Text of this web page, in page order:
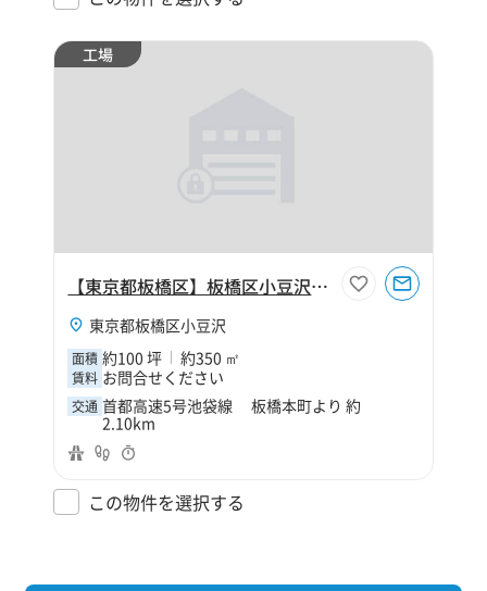
工場
【東京都板橋区】板橋区小豆沢2丁目100坪工場
東京都板橋区小豆沢
面積 約100 坪 約350 ㎡
賃料 お問合せください
交通 首都高速5号池袋線 板橋本町より 約
2.10km
この物件を選択する